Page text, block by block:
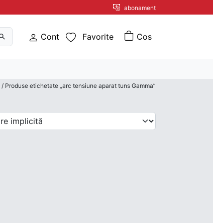
abonament
Cont Favorite
/ Produse etichetate „arc tensiune aparat tuns Gamma”